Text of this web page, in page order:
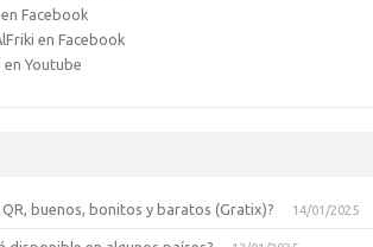
Facebook
en Facebook
en Youtube
buenos, bonitos y baratos (Gratix)? 14/01/2025